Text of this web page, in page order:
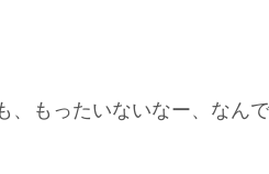
、もったいないなー、なん